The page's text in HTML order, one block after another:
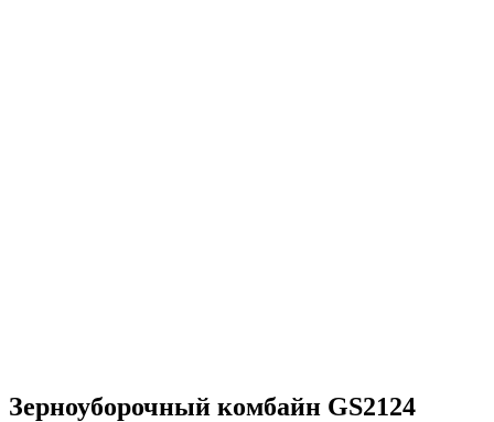
Зерноуборочный комбайн GS2124